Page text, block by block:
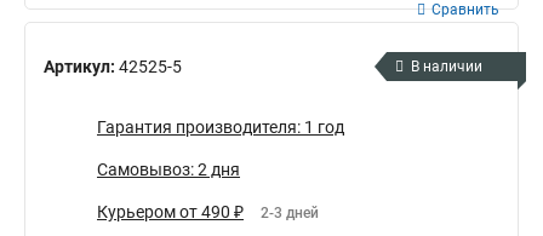
Артикул: 42525-5
Сравнить
В наличии
Гарантия производителя: 1 год
Самовывоз: 2 дня
Курьером от 490 ₽ 2-3 дней